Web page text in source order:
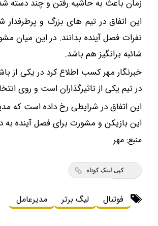
زمان باعث به حاشیه رفتن و چند دسته
این اتفاق در تیم های بزرگ و پرطرفدار
نفرات فصل آینده بدانند. در این میان
شائبه برانگیز هم باشد.
خبرنگار مهر کسب اطلاع کرد در یکی از
در تیم یکی از تاثیرگذاران است و روی
این اتفاق در شرایطی رخ داده است که
این بازیکن و مشورت برای فصل آینده به
منبع: مهر
کپی لینک کوتاه
فوتبال لیگ برتر مدیرعامل
کرم ترمیم زخم ایرانی را ساخت!!!
کلیک کن!
پنکه